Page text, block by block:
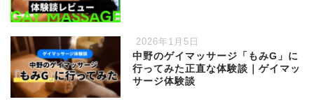
2026年1月5日
中野のゲイマッサージ「もみG」に
行ってみた正直な体験談｜ゲイマッ
サージ体験談